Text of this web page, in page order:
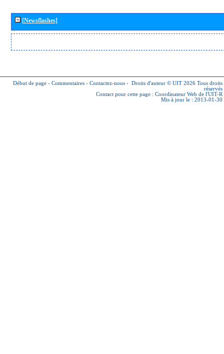
[Newsflashes]
Début de page - Commentaires - Contactez-nous - Droits d'auteur © UIT 2026 Tous droits
réservés
Contact pour cette page : Coordinateur Web de l'UIT-R
Mis à jour le : 2013-01-30